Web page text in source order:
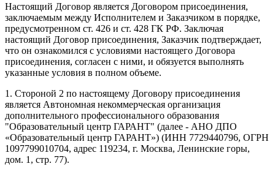
Настоящий Договор является Договором присоединения,
заключаемым между Исполнителем и Заказчиком в порядке,
предусмотренном ст. 426 и ст. 428 ГК РФ. Заключая
настоящий Договор присоединения, Заказчик подтверждает,
что он ознакомился с условиями настоящего Договора
присоединения, согласен с ними, и обязуется выполнять
указанные условия в полном объеме.
1. Стороной 2 по настоящему Договору присоединения
является Автономная некоммерческая организация
дополнительного профессионального образования
"Образовательный центр ГАРАНТ" (далее - АНО ДПО
«Образовательный центр ГАРАНТ») (ИНН 7729440796, ОГРН
1097799010704, адрес 119234, г. Москва, Ленинские горы,
дом. 1, стр. 77).